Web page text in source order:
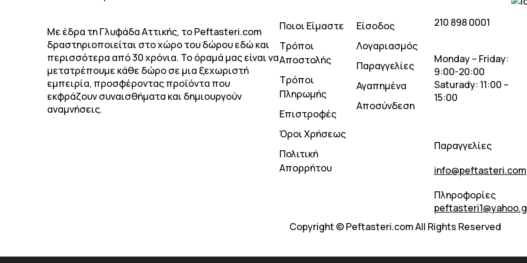
Με έδρα τη Γλυφάδα Αττικής, το Peftasteri.com
δραστηριοποιείται στο χώρο του δώρου εδώ και
περισσότερα από 30 χρόνια. Το όραμά μας είναι να
μετατρέπουμε κάθε δώρο σε μια ξεχωριστή
εμπειρία, προσφέροντας προϊόντα που
εκφράζουν συναισθήματα και δημιουργούν
αναμνήσεις.
Ποιοι Είμαστε
Τρόποι
Αποστολής
Τρόποι
Πληρωμής
Επιστροφές
Όροι Χρήσεως
Πολιτική
Απορρήτου
Είσοδος
Λογαριασμός
Παραγγελίες
Αγαπημένα
Αποσύνδεση
210 898 0001
Monday – Friday:
9:00-20:00
Saturady: 11:00 –
15:00
Παραγγελίες
info@peftasteri.com
Πληροφορίες
Copyright © Peftasteri.com All Rights Reserved